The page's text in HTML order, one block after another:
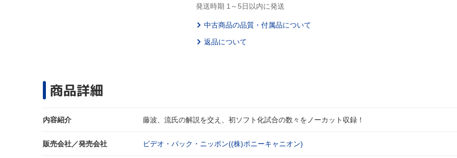
発送時期 1～5日以内に発送
中古商品の品質・付属品について
返品について
商品詳細
内容紹介 藤波、流氏の解説を交え、初ソフト化試合の数々をノーカット収録！
販売会社／発売会社 ビデオ・パック・ニッポン((株)ポニーキャニオン)